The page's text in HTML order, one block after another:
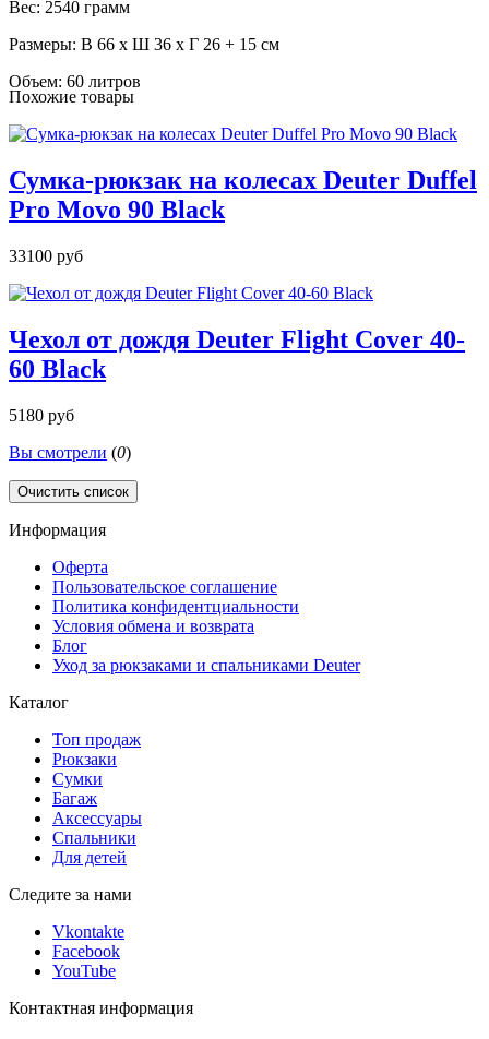
Вес: 2540 грамм
Размеры: В 66 x Ш 36 x Г 26 + 15 см
Объем: 60 литров
Похожие товары
Сумка-рюкзак на колесах Deuter Duffel
Pro Movo 90 Black
33100 руб
Чехол от дождя Deuter Flight Cover 40-
60 Black
5180 руб
Вы смотрели (0)
Очистить список
Информация
Оферта
Пользовательское соглашение
Политика конфидентциальности
Условия обмена и возврата
Блог
Уход за рюкзаками и спальниками Deuter
Каталог
Топ продаж
Рюкзаки
Сумки
Багаж
Аксессуары
Спальники
Для детей
Следите за нами
Vkontakte
Facebook
YouTube
Контактная информация